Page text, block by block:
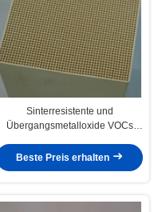
Sinterresistente und
Übergangsmetalloxide VOCs
Konzentration
Beste Preis erhalten